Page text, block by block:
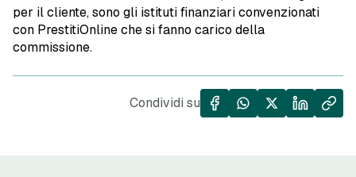
per il cliente, sono gli istituti finanziari convenzionati
con PrestitiOnline che si fanno carico della
commissione.
Condividi su